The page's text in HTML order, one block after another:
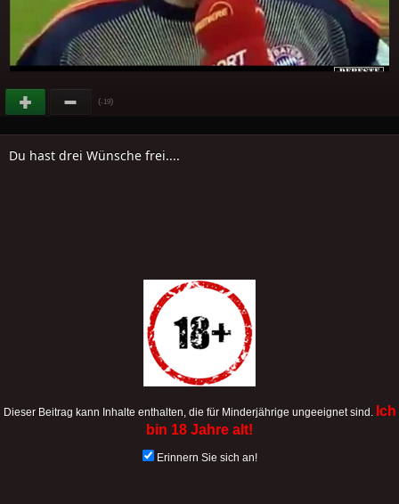
(-19)
Du hast drei Wünsche frei....
Dieser Beitrag kann Inhalte enthalten, die für Minderjährige ungeeignet sind.
Ich
bin 18 Jahre alt!
Erinnern Sie sich an!